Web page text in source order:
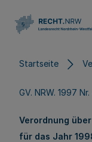
Startseite
GV. NRW. 1997
Verordnung
für das Jahr